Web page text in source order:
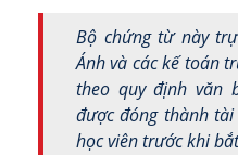
Bộ chứng từ này
Ánh và các kế toán
theo quy định văn
được đóng thành
học viên trước khi